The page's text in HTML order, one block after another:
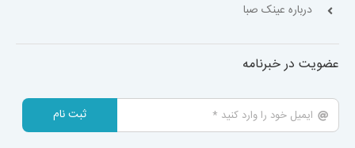
درباره عینک صبا
عضویت در خبرنامه
ثبت نام